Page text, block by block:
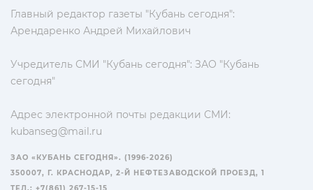
Главный редактор газеты "Кубань сегодня":
Арендаренко Андрей Михайлович
Учредитель СМИ "Кубань сегодня": ЗАО "Кубань
сегодня"
Адрес электронной почты редакции СМИ:
kubanseg@mail.ru
ЗАО «КУБАНЬ СЕГОДНЯ». (1996-2026)
350007, Г. КРАСНОДАР, 2-Й НЕФТЕЗАВОДСКОЙ ПРОЕЗД, 1